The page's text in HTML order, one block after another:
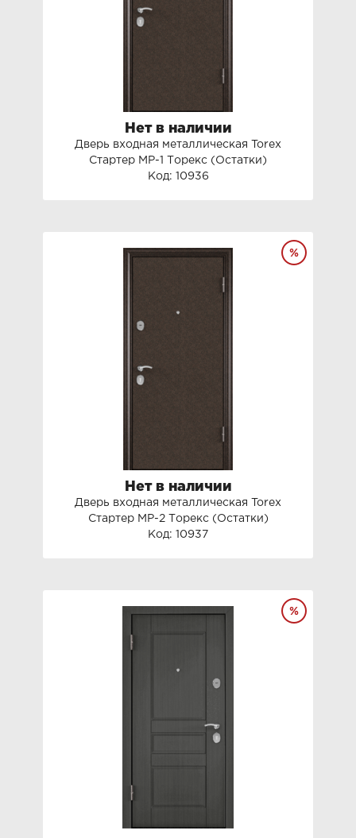
Нет в наличии
Дверь входная металлическая Torex
Стартер МP-1 Торекс (Остатки)
Код: 10936
Нет в наличии
Дверь входная металлическая Torex
Стартер МP-2 Торекс (Остатки)
Код: 10937